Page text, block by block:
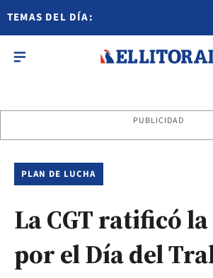
TEMAS DEL DÍA:
PUBLICIDAD
PLAN DE LUCHA
La CGT ratificó
por el Día del